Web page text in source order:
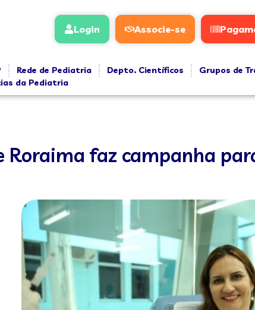
Login Associe-se
Rede de Pediatria Depto. Científicos Grupos de
da Pediatria
Roraima faz campanha